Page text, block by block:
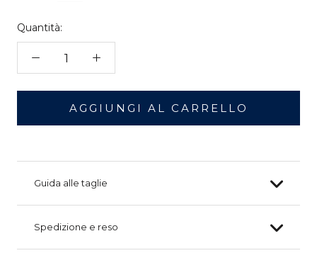
Quantità:
AGGIUNGI AL CARRELLO
Guida alle taglie
Spedizione e reso